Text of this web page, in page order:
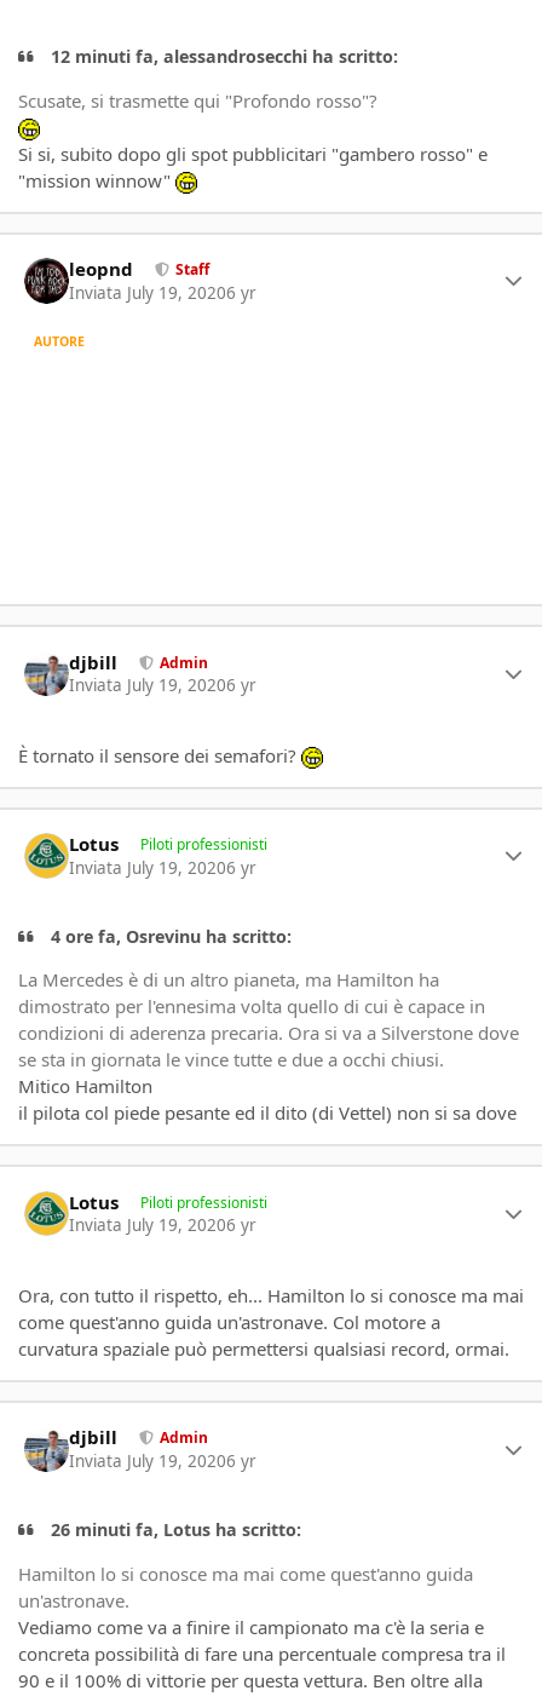
12 minuti fa, alessandrosecchi ha scritto:
Scusate, si trasmette qui "Profondo rosso"?
Si si, subito dopo gli spot pubblicitari "gambero rosso" e
"mission winnow"
leopnd Staff
Inviata July 19, 20206 yr
AUTORE
djbill Admin
Inviata July 19, 20206 yr
È tornato il sensore dei semafori?
Lotus Piloti professionisti
Inviata July 19, 20206 yr
4 ore fa, Osrevinu ha scritto:
La Mercedes è di un altro pianeta, ma Hamilton ha
dimostrato per l'ennesima volta quello di cui è capace in
condizioni di aderenza precaria. Ora si va a Silverstone dove
se sta in giornata le vince tutte e due a occhi chiusi.
Mitico Hamilton
il pilota col piede pesante ed il dito (di Vettel) non si sa dove
Lotus Piloti professionisti
Inviata July 19, 20206 yr
Ora, con tutto il rispetto, eh... Hamilton lo si conosce ma mai
come quest'anno guida un'astronave. Col motore a
curvatura spaziale può permettersi qualsiasi record, ormai.
djbill Admin
Inviata July 19, 20206 yr
26 minuti fa, Lotus ha scritto:
Hamilton lo si conosce ma mai come quest'anno guida
un'astronave.
Vediamo come va a finire il campionato ma c'è la seria e
concreta possibilità di fare una percentuale compresa tra il
90 e il 100% di vittorie per questa vettura. Ben oltre alla